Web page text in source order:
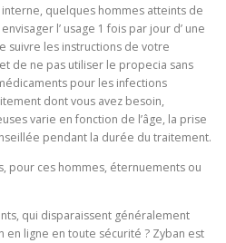
quelques hommes atteints de
l’ usage 1 fois par jour d’ une
suivre les instructions de votre
de ne pas utiliser le propecia sans
pour les infections
dont vous avez besoin,
varie en fonction de l’âge, la prise
pendant la durée du traitement.
pour ces hommes, éternuements ou
qui disparaissent généralement
en ligne en toute sécurité ? Zyban est